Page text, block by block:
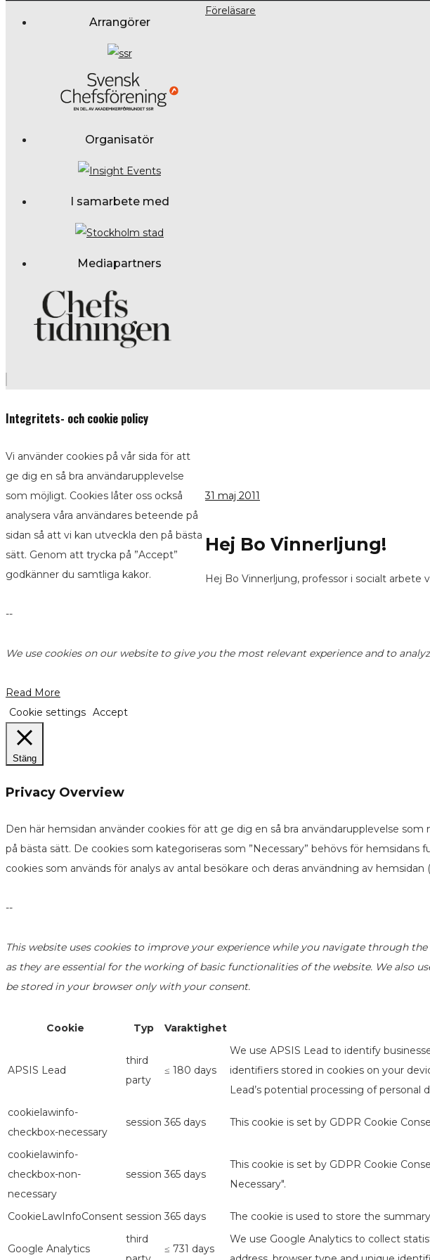
Föreläsare
31 maj 2011
Hej Bo Vinnerljung!
Hej Bo Vinnerljung, professor i socialt
Arrangörer
Organisatör
I samarbete med
Mediapartners
Integritets- och cookie policy
Vi använder cookies på vår sida för att
ge dig en så bra användarupplevelse
som möjligt. Cookies låter oss också
analysera våra användares beteende på
sidan så att vi kan utveckla den på bästa
sätt. Genom att trycka på ”Accept”
godkänner du samtliga kakor.
--
We use cookies on our website to give you the most relevant experience and to
Read More
Cookie settings Accept
Stäng
Privacy Overview
Den här hemsidan använder cookies för att ge dig en så bra användarupplevelse
på bästa sätt. De cookies som kategoriseras som ”Necessary” behövs för
cookies som används för analys av antal besökare och deras användning av
--
This website uses cookies to improve your experience while you navigate through
as they are essential for the working of basic functionalities of the website. We also
be stored in your browser only with your consent.
Cookie Typ Varaktighet
APSIS Lead
third
party
≤ 180 days
We use APSIS Lead to identify
identifiers stored in cookies on your
Lead’s potential processing of personal
cookielawinfo-
checkbox-necessary
session 365 days This cookie is set by GDPR Cookie
cookielawinfo-
checkbox-non-
necessary
session 365 days
This cookie is set by GDPR Cookie
Necessary".
CookieLawInfoConsent session 365 days The cookie is used to store the
Google Analytics
third
≤ 731 days
We use Google Analytics to collect